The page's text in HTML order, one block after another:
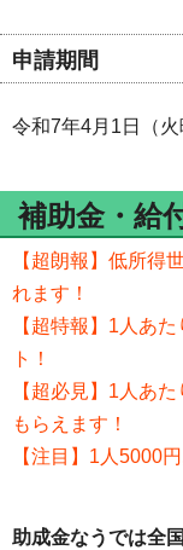
申請期間
令和7年4月1日（
補助金・給
【超朗報】低所得
れます！
【超特報】1人あ
ト！
【超必見】1人あ
もらえます！
【注目】1人5000
助成金なうでは全